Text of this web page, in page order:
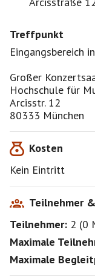
Treffpunkt
Eingangsbereich
Großer
Hochschule für
Arcisstr. 12
80333 München
Kosten
Kein Eintritt
Teilnehmer
Teilnehmer: 2 (0
Maximale
Maximale